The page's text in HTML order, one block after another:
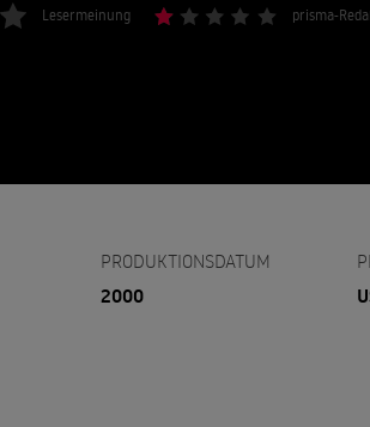
Lesermeinung prisma-
PRODUKTIONSDATUM
2000